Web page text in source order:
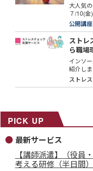
大人気
７/10(
公開講座
ストレ
ら職場
インソ
紹介し
ストレ
PICK UP
最新サービス
【講師派遣】（役員
考える研修（半日間）